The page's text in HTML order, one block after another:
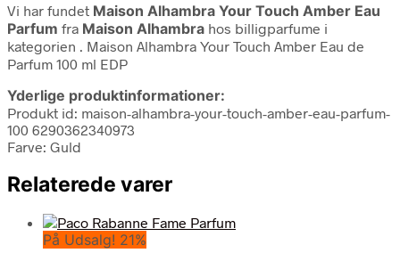
Vi har fundet Maison Alhambra Your Touch Amber Eau
Parfum fra Maison Alhambra hos billigparfume i
kategorien . Maison Alhambra Your Touch Amber Eau de
Parfum 100 ml EDP
Yderlige produktinformationer:
Produkt id: maison-alhambra-your-touch-amber-eau-parfum-
100 6290362340973
Farve: Guld
Relaterede varer
På Udsalg! 21%